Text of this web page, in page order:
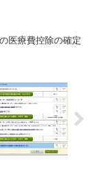
医療費控除の確定